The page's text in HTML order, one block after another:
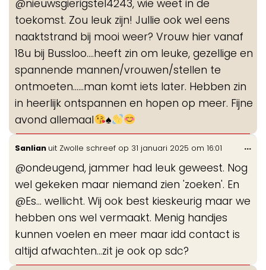
@nieuwsgierigstel4243, wie weet in de
toekomst. Zou leuk zijn! Jullie ook wel eens
naaktstrand bij mooi weer? Vrouw hier vanaf
18u bij Bussloo....heeft zin om leuke, gezellige en
spannende mannen/vrouwen/stellen te
ontmoeten......man komt iets later. Hebben zin
in heerlijk ontspannen en hopen op meer. Fijne
avond allemaal
♠️
Sanlian uit Zwolle schreef op 31 januari 2025 om 16:01
@ondeugend, jammer had leuk geweest. Nog
wel gekeken maar niemand zien 'zoeken'. En
@Es... wellicht. Wij ook best kieskeurig maar we
hebben ons wel vermaakt. Menig handjes
kunnen voelen en meer maar idd contact is
altijd afwachten...zit je ook op sdc?
...